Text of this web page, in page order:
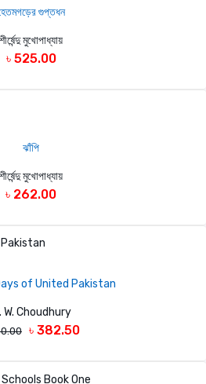
গুপ্তধন
শীর্ষেন্দু মুখোপাধ্যায়
৳ 525.00
ঝাঁপি
শীর্ষেন্দু মুখোপাধ্যায়
৳ 262.00
of United Pakistan
W. Choudhury
৳ 382.50